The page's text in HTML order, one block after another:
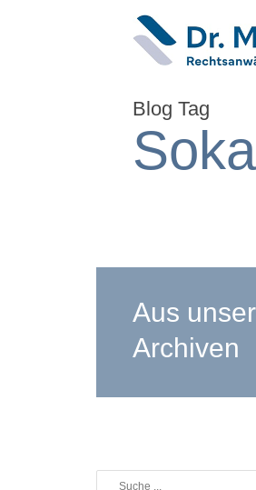
Blog Tag
Aus
Archiven